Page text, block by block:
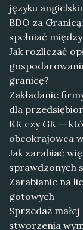
języku
BDO za
spełniać
Jak rozliczać
granicę?
Zakładanie
dla
KK czy GK —
obcokrajowca
Jak zarabiać
sprawdzonych
Zarabianie na
gotowych
Sprzedaż
stworzenia